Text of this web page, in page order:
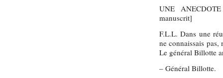
UNE
manuscrit]
F.L.L. Dans une
ne connaissais pas,
Le général Billotte
– Général Billotte.